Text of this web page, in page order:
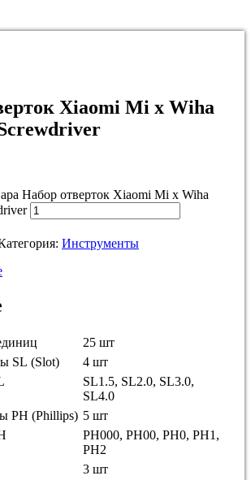
Xiaomi Mi x Wiha
Набор отверток Xiaomi Mi x Wiha
Инструменты
25 шт
SL (Slot)
4 шт
SL1.5, SL2.0, SL3.0,
SL4.0
PH (Phillips) 5 шт
PH000, PH00, PH0, PH1,
PH2
3 шт